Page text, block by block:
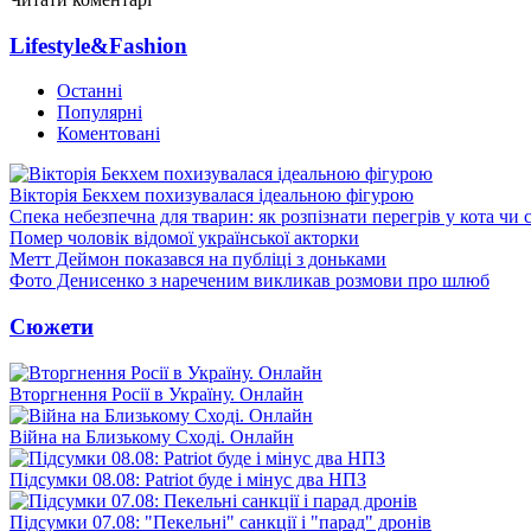
Lifestyle&Fashion
Останні
Популярні
Коментовані
Вікторія Бекхем похизувалася ідеальною фігурою
Спека небезпечна для тварин: як розпізнати перегрів у кота чи
Помер чоловік відомої української акторки
Метт Деймон показався на публіці з доньками
Фото Денисенко з нареченим викликав розмови про шлюб
Сюжети
Вторгнення Росії в Україну. Онлайн
Війна на Близькому Сході. Онлайн
Підсумки 08.08: Patriot буде і мінус два НПЗ
Підсумки 07.08: "Пекельні" санкції і "парад" дронів